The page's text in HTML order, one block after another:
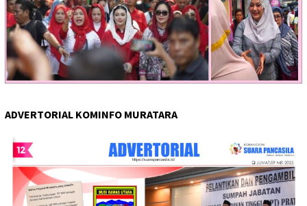
ADVERTORIAL KOMINFO MURATARA